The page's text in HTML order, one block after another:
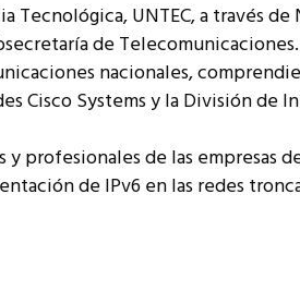
UNTEC, a través de
de Telecomunicaciones.
nacionales,
Cisco Systems y la División
profesionales de las empresas
de IPv6 en las redes